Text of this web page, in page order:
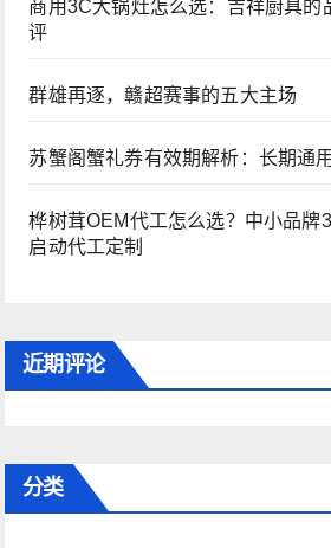
商用3C大锅灶怎么选：吉祥厨具的
评
群雄再逐，赣超赛事的五大主场
苏蟹阁蟹礼券有效期解析：长期通
桦树茸OEM代工怎么选？中小品牌
启动代工定制
近期评论
分类